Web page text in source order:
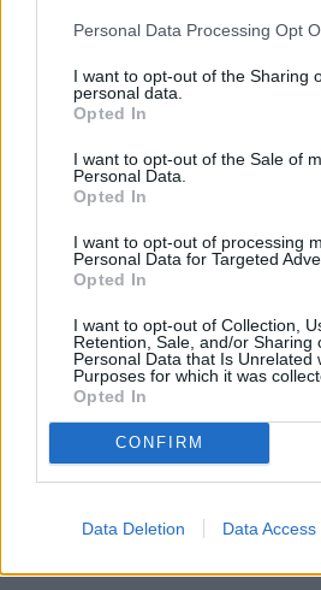
Personal Data Processing Opt
I want to opt-out of the Sharing
personal data.
Opted In
I want to opt-out of the Sale of
Personal Data.
Opted In
I want to opt-out of processing
Personal Data for Targeted
Opted In
I want to opt-out of Collection,
Retention, Sale, and/or Sharing
Personal Data that Is Unrelated
Purposes for which it was
Opted In
CONFIRM
Data Deletion Data Access
Pociągiem z